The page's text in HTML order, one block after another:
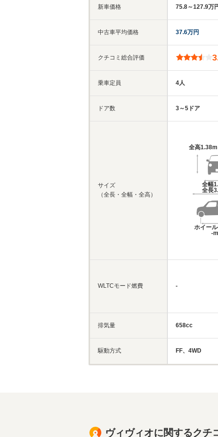
新車価格
中古車平均価格
クチコミ総合評価
乗車定員
ドア数
サイズ
（全長・全幅・全高）
WLTCモード燃費
排気量
駆動方式
75.8～127.9万
37.6万円
4人
3～5ドア
全高
全幅
全長
ホイー
-m
-
658cc
FF、4WD
ヴィヴィオに関するクチ